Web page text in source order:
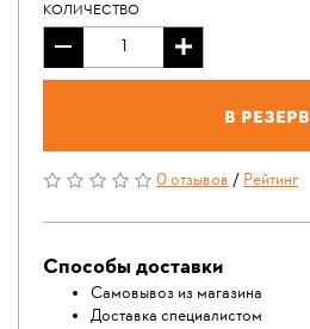
КОЛИЧЕСТВО
В резерв
0 отзывов/Рейтинг
Способы доставки
Самовывоз из магазина
Доставка специалистом